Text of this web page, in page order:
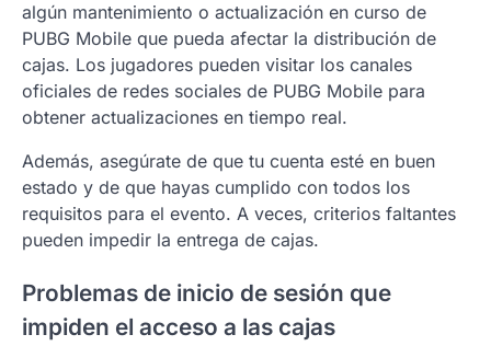
algún mantenimiento o actualización en curso de
PUBG Mobile que pueda afectar la distribución de
cajas. Los jugadores pueden visitar los canales
oficiales de redes sociales de PUBG Mobile para
obtener actualizaciones en tiempo real.
Además, asegúrate de que tu cuenta esté en buen
estado y de que hayas cumplido con todos los
requisitos para el evento. A veces, criterios faltantes
pueden impedir la entrega de cajas.
Problemas de inicio de sesión que
impiden el acceso a las cajas